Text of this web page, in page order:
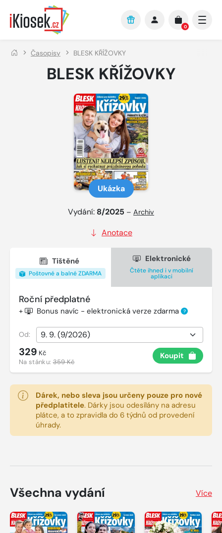
Přejít na hlavní obsah
0
Časopisy BLESK KŘÍŽOVKY
BLESK KŘÍŽOVKY
Ukázka
Vydání: 8/2025 – Archiv
Anotace
Tištěné
Poštovné a balné ZDARMA
Elektronické
Čtěte ihned i v mobilní
aplikaci
Roční předplatné
+ Bonus navíc - elektronická verze zdarma ?
Od:
329 Kč
Na stánku:359 Kč
Koupit
Dárek, nebo sleva jsou určeny pouze pro nové
předplatitele. Dárky jsou odesílány na adresu
plátce, a to zpravidla do 6 týdnů od provedení
úhrady.
Všechna vydání Více